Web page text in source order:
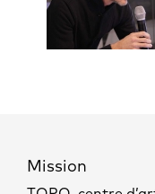
Mission